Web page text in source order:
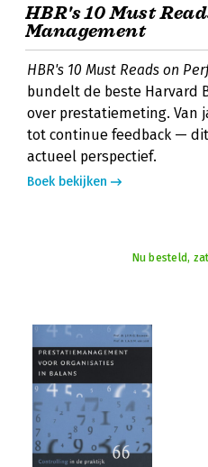
HBR's 10 Must
Management
HBR's 10 Must Reads on
bundelt de beste Harvard
over prestatiemeting. Van
tot continue feedback —
actueel perspectief.
Boek bekijken
Nu besteld,